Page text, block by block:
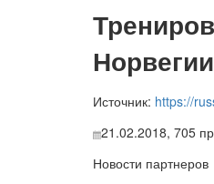
Источник: https://
21.02.2018, 705
Новости партнеров